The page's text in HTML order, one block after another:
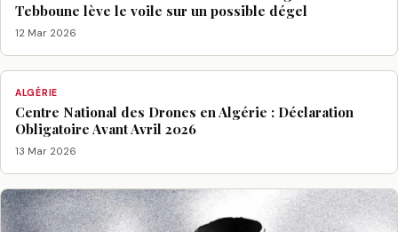
Tebboune lève le voile sur un possible dégel
12 Mar 2026
ALGÉRIE
Centre National des Drones en Algérie : Déclaration
Obligatoire Avant Avril 2026
13 Mar 2026